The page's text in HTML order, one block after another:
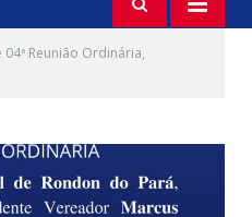
04ª Reunião Ordinária,